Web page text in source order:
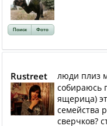
Поиск Фото
Rustreet люди плиз
собираюсь
ящерица)
семейства
сверчков?